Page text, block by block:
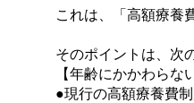
これは、「高額療養
そのポイントは、次
【年齢にかかわらな
●現行の高額療養費